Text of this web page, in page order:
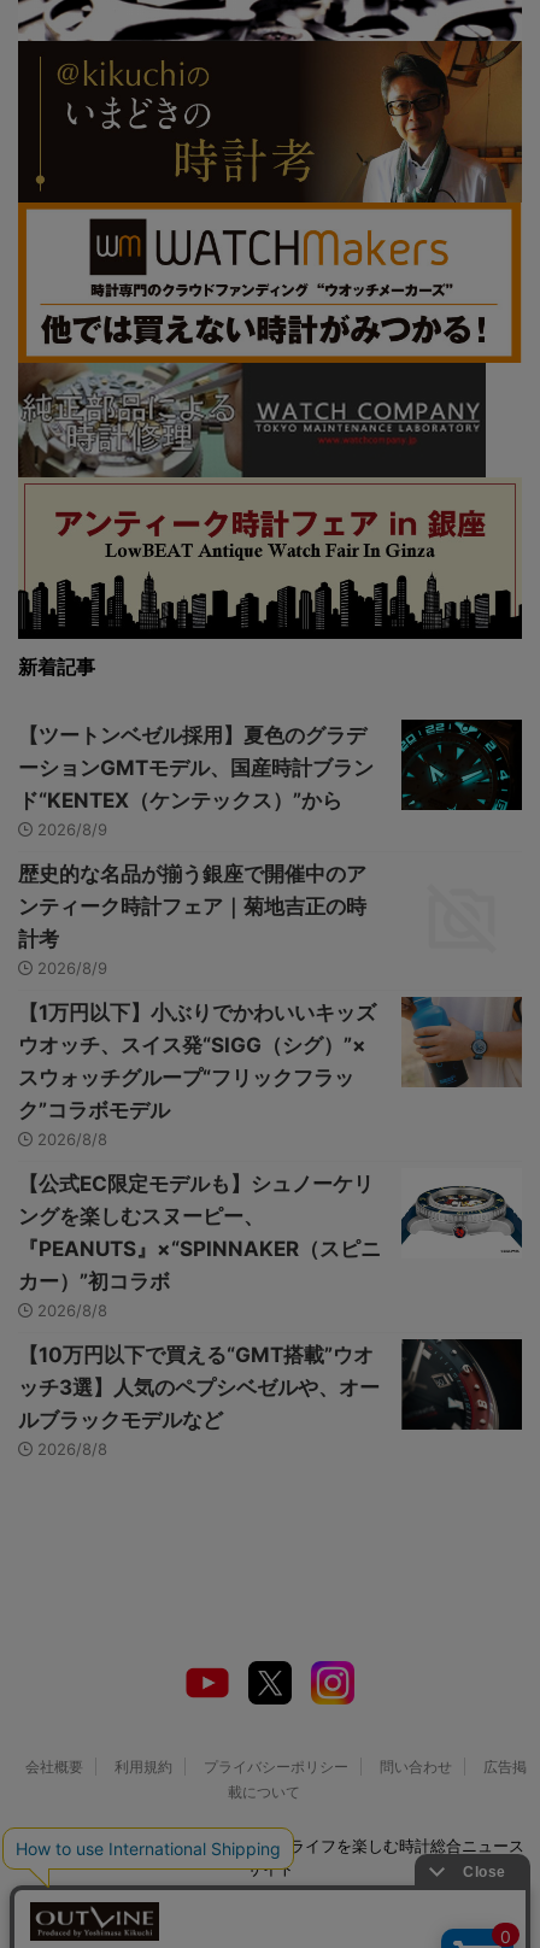
新着記事
【ツートンベゼル採用】夏色のグラデ
ーションGMTモデル、国産時計ブラン
ド“KENTEX（ケンテックス）”から
2026/8/9
歴史的な名品が揃う銀座で開催中のア
ンティーク時計フェア｜菊地吉正の時
計考
2026/8/9
【1万円以下】小ぶりでかわいいキッズ
ウオッチ、スイス発“SIGG（シグ）”×
スウォッチグループ“フリックフラッ
ク”コラボモデル
2026/8/8
【公式EC限定モデルも】シュノーケリ
ングを楽しむスヌーピー、
『PEANUTS』×“SPINNAKER（スピニ
カー）”初コラボ
2026/8/8
【10万円以下で買える“GMT搭載”ウオ
ッチ3選】人気のペプシベゼルや、オー
ルブラックモデルなど
2026/8/8
会社概要 利用規約 プライバシーポリシー 問い合わせ
広告掲
載について
© 2026 Watch LIFE NEWS｜ウオッチライフを楽しむ時計総合ニュース
サイト